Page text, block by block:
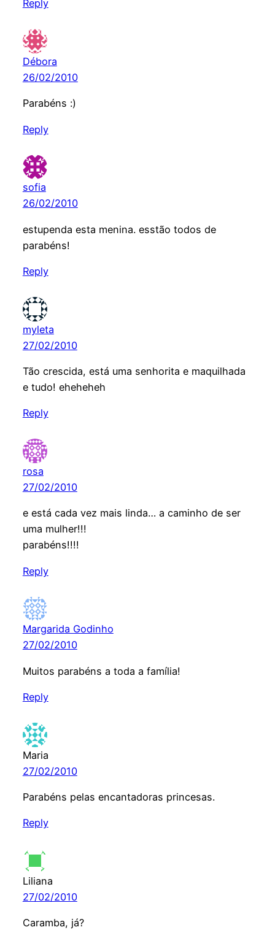
Reply
Débora
26/02/2010
Parabéns :)
Reply
sofia
26/02/2010
estupenda esta menina. esstão todos de
parabéns!
Reply
myleta
27/02/2010
Tão crescida, está uma senhorita e maquilhada
e tudo! eheheheh
Reply
rosa
27/02/2010
e está cada vez mais linda… a caminho de ser
uma mulher!!!
parabéns!!!!
Reply
Margarida Godinho
27/02/2010
Muitos parabéns a toda a família!
Reply
Maria
27/02/2010
Parabéns pelas encantadoras princesas.
Reply
Liliana
27/02/2010
Caramba, já?